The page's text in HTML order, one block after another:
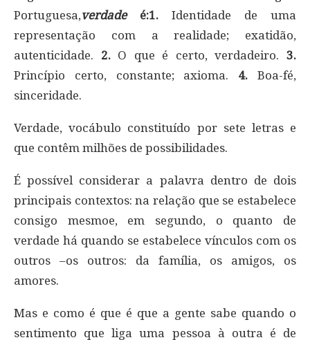
Portuguesa,verdadeé:1. Identidade de uma
representação com a realidade; exatidão,
autenticidade. 2.O que é certo, verdadeiro.3.
Princípio certo, constante; axioma. 4. Boa-fé,
sinceridade.
Verdade, vocábulo constituído por sete letras e
que contêm milhões de possibilidades.
É possível considerar a palavra dentro de dois
principais contextos: na relação que se estabelece
consigo mesmoe, em segundo, o quanto de
verdade há quando se estabelece vínculos com os
outros –os outros: da família, os amigos, os
amores.
Mas e como é que é que a gente sabe quando o
sentimento que liga uma pessoa à outra é de